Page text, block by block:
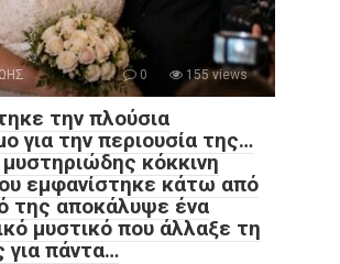
0 155 views
την πλούσια
για την περιουσία της…
κόκκινη
εμφανίστηκε κάτω από
της αποκάλυψε ένα
μυστικό που άλλαξε τη
για πάντα…